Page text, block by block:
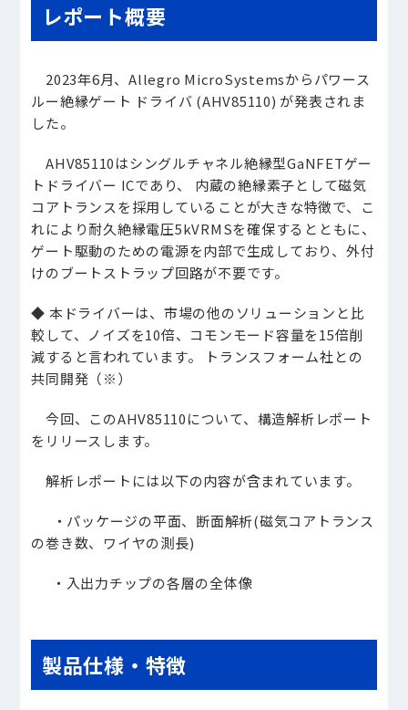
レポート概要
2023年6月、Allegro MicroSystemsからパワース
ルー絶縁ゲート ドライバ (AHV85110) が発表されま
した。
AHV85110はシングルチャネル絶縁型GaNFETゲー
トドライバー ICであり、 内蔵の絶縁素子として磁気
コアトランスを採用していることが大きな特徴で、こ
れにより耐久絶縁電圧5kVRMSを確保するとともに、
ゲート駆動のための電源を内部で生成しており、外付
けのブートストラップ回路が不要です。
◆ 本ドライバーは、市場の他のソリューションと比
較して、ノイズを10倍、コモンモード容量を15倍削
減すると言われています。 トランスフォーム社との
共同開発（※）
今回、このAHV85110について、構造解析レポート
をリリースします。
解析レポートには以下の内容が含まれています。
・パッケージの平面、断面解析(磁気コアトランス
の巻き数、ワイヤの測長)
・入出力チップの各層の全体像
製品仕様・特徴